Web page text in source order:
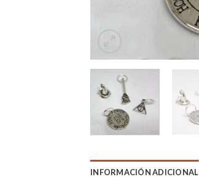
INFORMACIÓN ADICIONAL